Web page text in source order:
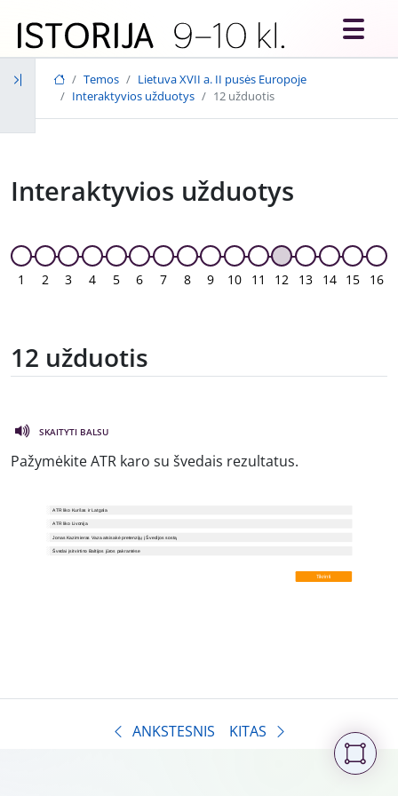
Temos
Lietuva XVII a. II pusės Europoje
Interaktyvios užduotys
12 užduotis
Interaktyvios užduotys
1 2 3 4 5 6 7 8 9 10 11 12 13 14 15 16
12 užduotis
SKAITYTI BALSU
Pažymėkite ATR karo su švedais rezultatus.
ANKSTESNIS KITAS